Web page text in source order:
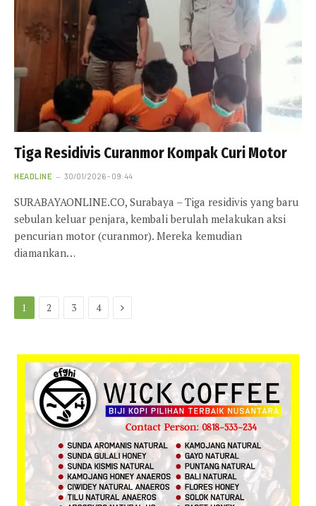
Tiga Residivis Curanmor Kompak Curi Motor
HEADLINE 30/01/2026 - 09:44
SURABAYAONLINE.CO, Surabaya – Tiga residivis yang baru
sebulan keluar penjara, kembali berulah melakukan aksi
pencurian motor (curanmor). Mereka kemudian
diamankan…
1 2 3 4 Next